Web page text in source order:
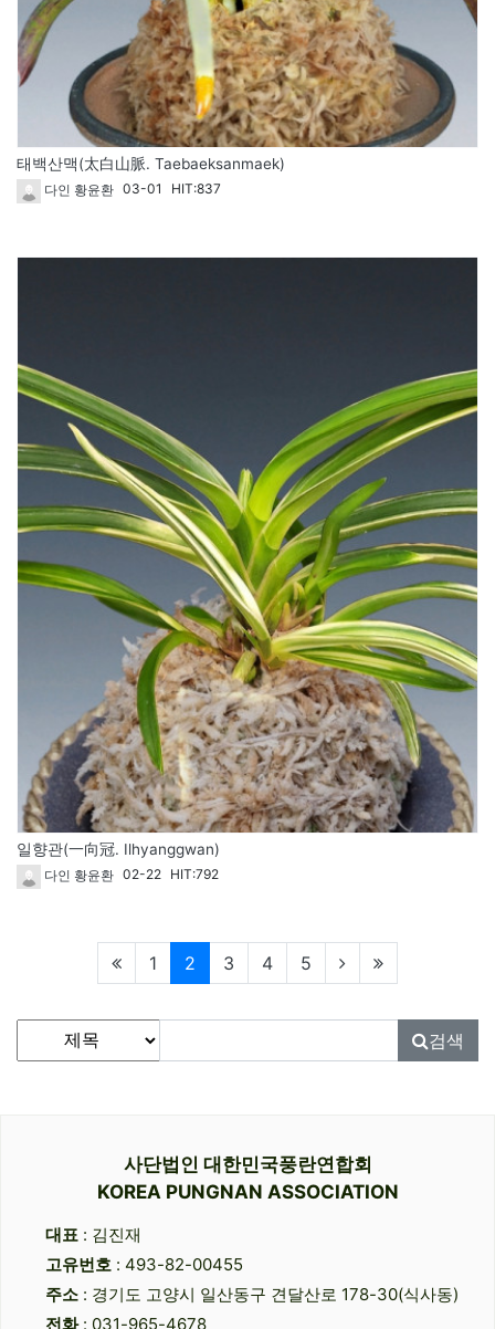
태백산맥(太白山脈. Taebaeksanmaek)
다인 황윤환 03-01 HIT:837
일향관(一向冠. Ilhyanggwan)
다인 황윤환 02-22 HIT:792
1 2 현재페이지
3 4 5
게시물 검색
검색대상
검색어필수 검색
사단법인 대한민국풍란연합회
KOREA PUNGNAN ASSOCIATION
대표 : 김진재
고유번호 : 493-82-00455
주소 : 경기도 고양시 일산동구 견달산로 178-30(식사동)
전화: 031-965-4678